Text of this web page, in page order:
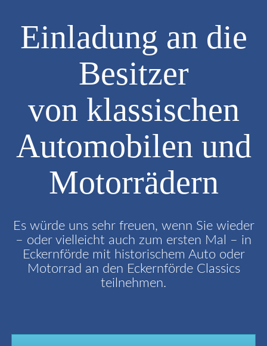
Impressum
2026
Eckernförde
Classics
Der
Verein
Der
Vorstand
Einladung an die
Besitzer
von klassischen
Automobilen und
Motorrädern
Es würde uns sehr freuen, wenn Sie wieder
– oder vielleicht auch zum ersten Mal – in
Eckernförde mit historischem Auto oder
Motorrad an den Eckernförde Classics
teilnehmen.